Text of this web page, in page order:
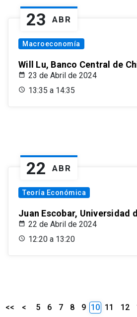
23 ABR
Macroeconomía
Will Lu, Banco Central de
23 de Abril de 2024
13:35 a 14:35
22 ABR
Teoría Económica
Juan Escobar, Universidad
22 de Abril de 2024
12:20 a 13:20
<< < 5 6 7 8 9 10 11 12